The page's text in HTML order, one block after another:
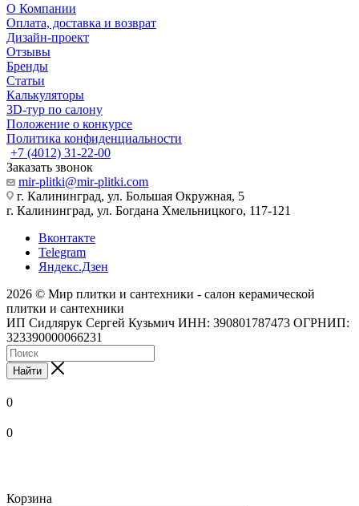
О Компании
Оплата, доставка и возврат
Дизайн-проект
Отзывы
Бренды
Статьи
Калькуляторы
3D-тур по салону
Положение о конкурсе
Политика конфиденциальности
+7 (4012) 31-22-00
Заказать звонок
mir-plitki@mir-plitki.com
г. Калининград, ул. Большая Окружная, 5
г. Калининград, ул. Богдана Хмельницкого, 117-121
Вконтакте
Telegram
Яндекс.Дзен
2026 © Мир плитки и сантехники - салон керамической
плитки и сантехники
ИП Сидлярук Сергей Кузьмич ИНН: 390801787473 ОГРНИП:
323390000066231
Найти
0
0
Корзина